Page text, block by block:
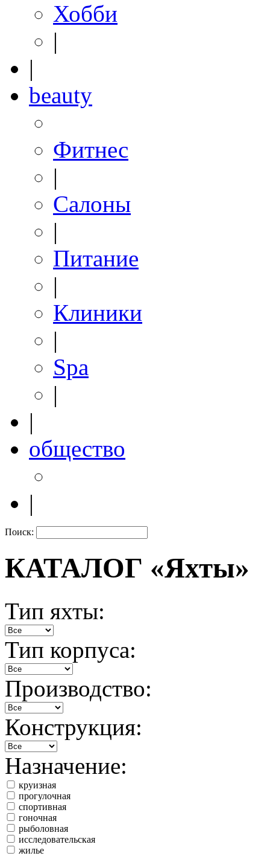
Хобби
|
|
beauty
Фитнес
|
Салоны
|
Питание
|
Клиники
|
Spa
|
|
общество
|
Поиск:
КАТАЛОГ «Яхты»
Тип яхты:
Тип корпуса:
Производство:
Конструкция:
Назначение:
круизная
прогулочная
спортивная
гоночная
рыболовная
исследовательская
жилье